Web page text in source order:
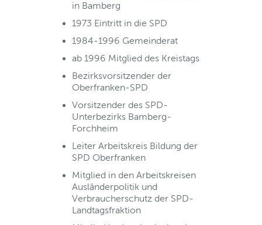
in Bamberg
1973 Eintritt in die SPD
1984-1996 Gemeinderat
ab 1996 Mitglied des Kreistags
Bezirksvorsitzender der
Oberfranken-SPD
Vorsitzender des SPD-
Unterbezirks Bamberg-
Forchheim
Leiter Arbeitskreis Bildung der
SPD Oberfranken
Mitglied in den Arbeitskreisen
Ausländerpolitik und
Verbraucherschutz der SPD-
Landtagsfraktion